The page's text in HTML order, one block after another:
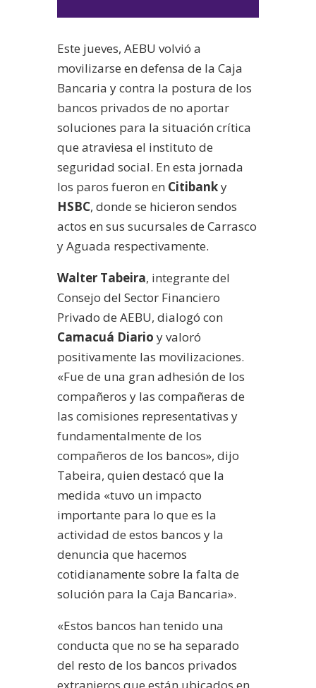
Este jueves, AEBU volvió a
movilizarse en defensa de la Caja
Bancaria y contra la postura de los
bancos privados de no aportar
soluciones para la situación crítica
que atraviesa el instituto de
seguridad social. En esta jornada
los paros fueron en Citibanky
HSBC, donde se hicieron sendos
actos en sus sucursales de Carrasco
y Aguada respectivamente.
Walter Tabeira, integrante del
Consejo del Sector Financiero
Privado de AEBU, dialogó con
Camacuá Diario y valoró
positivamente las movilizaciones.
«Fue de una gran adhesión de los
compañeros y las compañeras de
las comisiones representativas y
fundamentalmente de los
compañeros de los bancos», dijo
Tabeira, quien destacó que la
medida «tuvo un impacto
importante para lo que es la
actividad de estos bancos y la
denuncia que hacemos
cotidianamente sobre la falta de
solución para la Caja Bancaria».
«Estos bancos han tenido una
conducta que no se ha separado
del resto de los bancos privados